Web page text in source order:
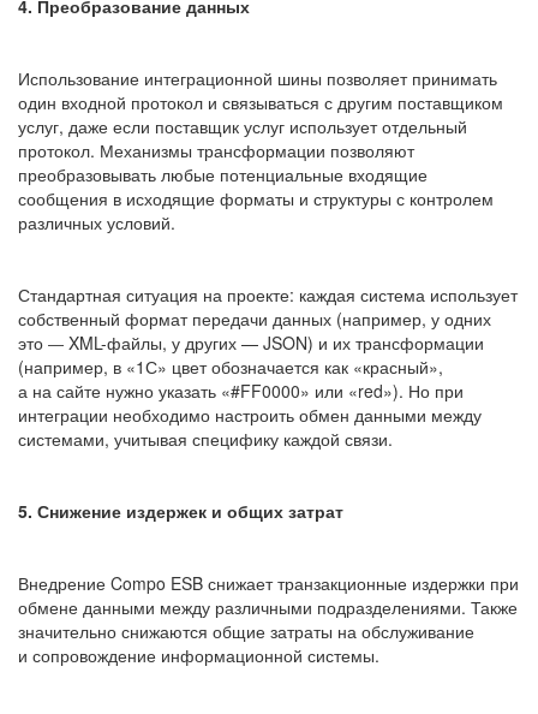
4. Преобразование данных
Использование интеграционной шины позволяет принимать
один входной протокол и связываться с другим поставщиком
услуг, даже если поставщик услуг использует отдельный
протокол. Механизмы трансформации позволяют
преобразовывать любые потенциальные входящие
сообщения в исходящие форматы и структуры с контролем
различных условий.
Стандартная ситуация на проекте: каждая система использует
собственный формат передачи данных (например, у одних
это — XML-файлы, у других — JSON) и их трансформации
(например, в «1С» цвет обозначается как «красный»,
а на сайте нужно указать «#FF0000» или «red»). Но при
интеграции необходимо настроить обмен данными между
системами, учитывая специфику каждой связи.
5. Снижение издержек и общих затрат
Внедрение Compo ESB снижает транзакционные издержки при
обмене данными между различными подразделениями. Также
значительно снижаются общие затраты на обслуживание
и сопровождение информационной системы.